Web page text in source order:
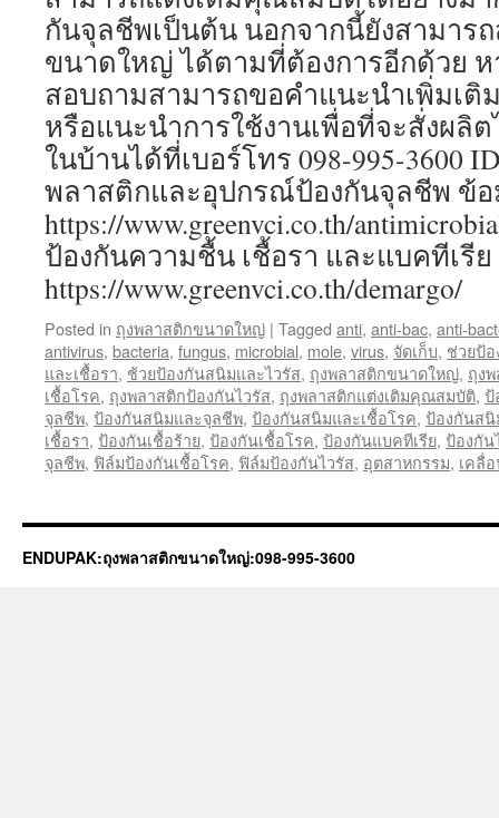
กันจุลชีพเป็นต้น นอกจากนี้ยังสามาร
ขนาดใหญ่ ได้ตามที่ต้องการอีกด้วย
สอบถามสามารถขอคำแนะนำเพิ่มเติ
หรือแนะนำการใช้งานเพื่อที่จะสั่งผลิ
ในบ้านได้ที่เบอร์โทร 098-995-3600
พลาสติกและอุปกรณ์ป้องกันจุลชีพ ข้อ
https://www.greenvci.co.th/
ป้องกันความชื้น เชื้อรา และแบคทีเรี
https://www.greenvci.co.th/demargo/
Posted in ถุงพลาสติกขนาดใหญ่ | Tagged anti, anti-bac, anti-
antivirus, bacteria, fungus, microbial, mole, virus, จัดเก็บ, ช่วยป้
และเชื้อรา, ช้วยป้องกันสนิมและไวรัส, ถุงพลาสติกขนาดใหญ่, ถุง
เชื้อโรค, ถุงพลาสติกป้องกันไวรัส, ถุงพลาสติกแต่งเติมคุณสมบัติ, ป้
จุลชีพ, ป้องกันสนิมและจุลชีพ, ป้องกันสนิมและเชื้อโรค, ป้องกันสนิ
เชื้อรา, ป้องกันเชื้อร้าย, ป้องกันเชื้อโรค, ป้องกันแบคทีเรีย, ป้องกัน
จุลชีพ, ฟิล์มป้องกันเชื้อโรค, ฟิล์มป้องกันไวรัส, อุตสาหกรรม, เคลื่
ENDUPAK:ถุงพลาสติกขนาดใหญ่:098-995-3600